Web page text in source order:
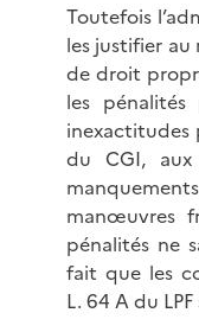
Toutefois
les justifier
de droit
les pénalités
inexactitudes
du CGI,
manœuvres
pénalités ne
fait que les
L. 64 A du